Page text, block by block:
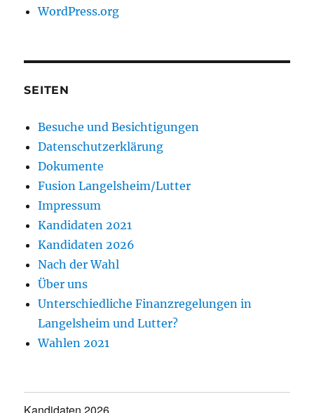
WordPress.org
SEITEN
Besuche und Besichtigungen
Datenschutzerklärung
Dokumente
Fusion Langelsheim/Lutter
Impressum
Kandidaten 2021
Kandidaten 2026
Nach der Wahl
Über uns
Unterschiedliche Finanzregelungen in
Langelsheim und Lutter?
Wahlen 2021
Kandidaten 2026